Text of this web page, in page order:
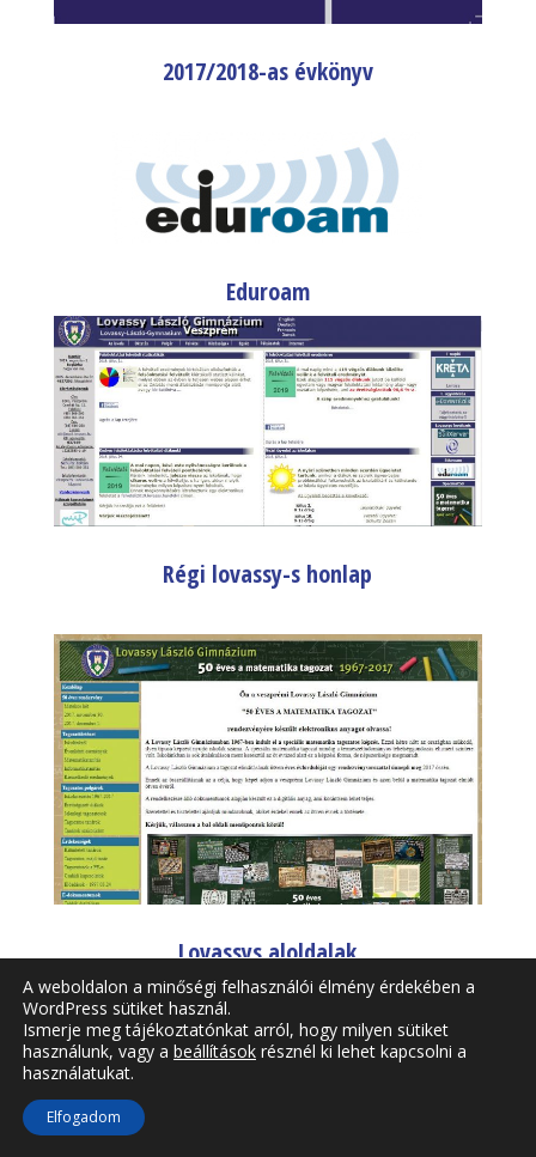
2017/2018-as évkönyv
Eduroam
Régi lovassy-s honlap
Lovassys aloldalak
A weboldalon a minőségi felhasználói élmény érdekében a
WordPress sütiket használ.
Ismerje meg tájékoztatónkat arról, hogy milyen sütiket
használunk, vagy a beállítások résznél ki lehet kapcsolni a
használatukat.
Elfogadom